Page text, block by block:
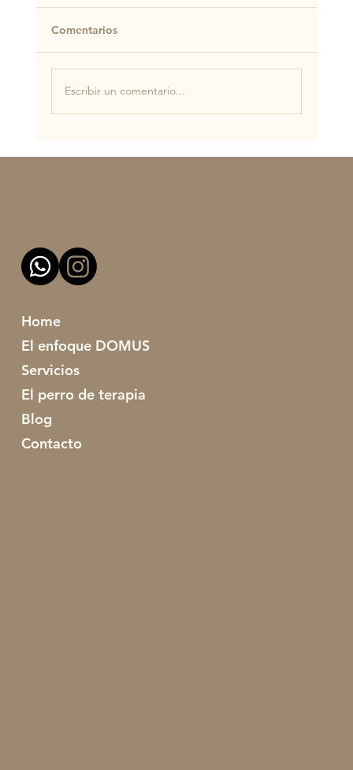
Comentarios
Escribir un comentario...
Home
El enfoque DOMUS
Servicios
El perro de terapia
Blog
​Contacto